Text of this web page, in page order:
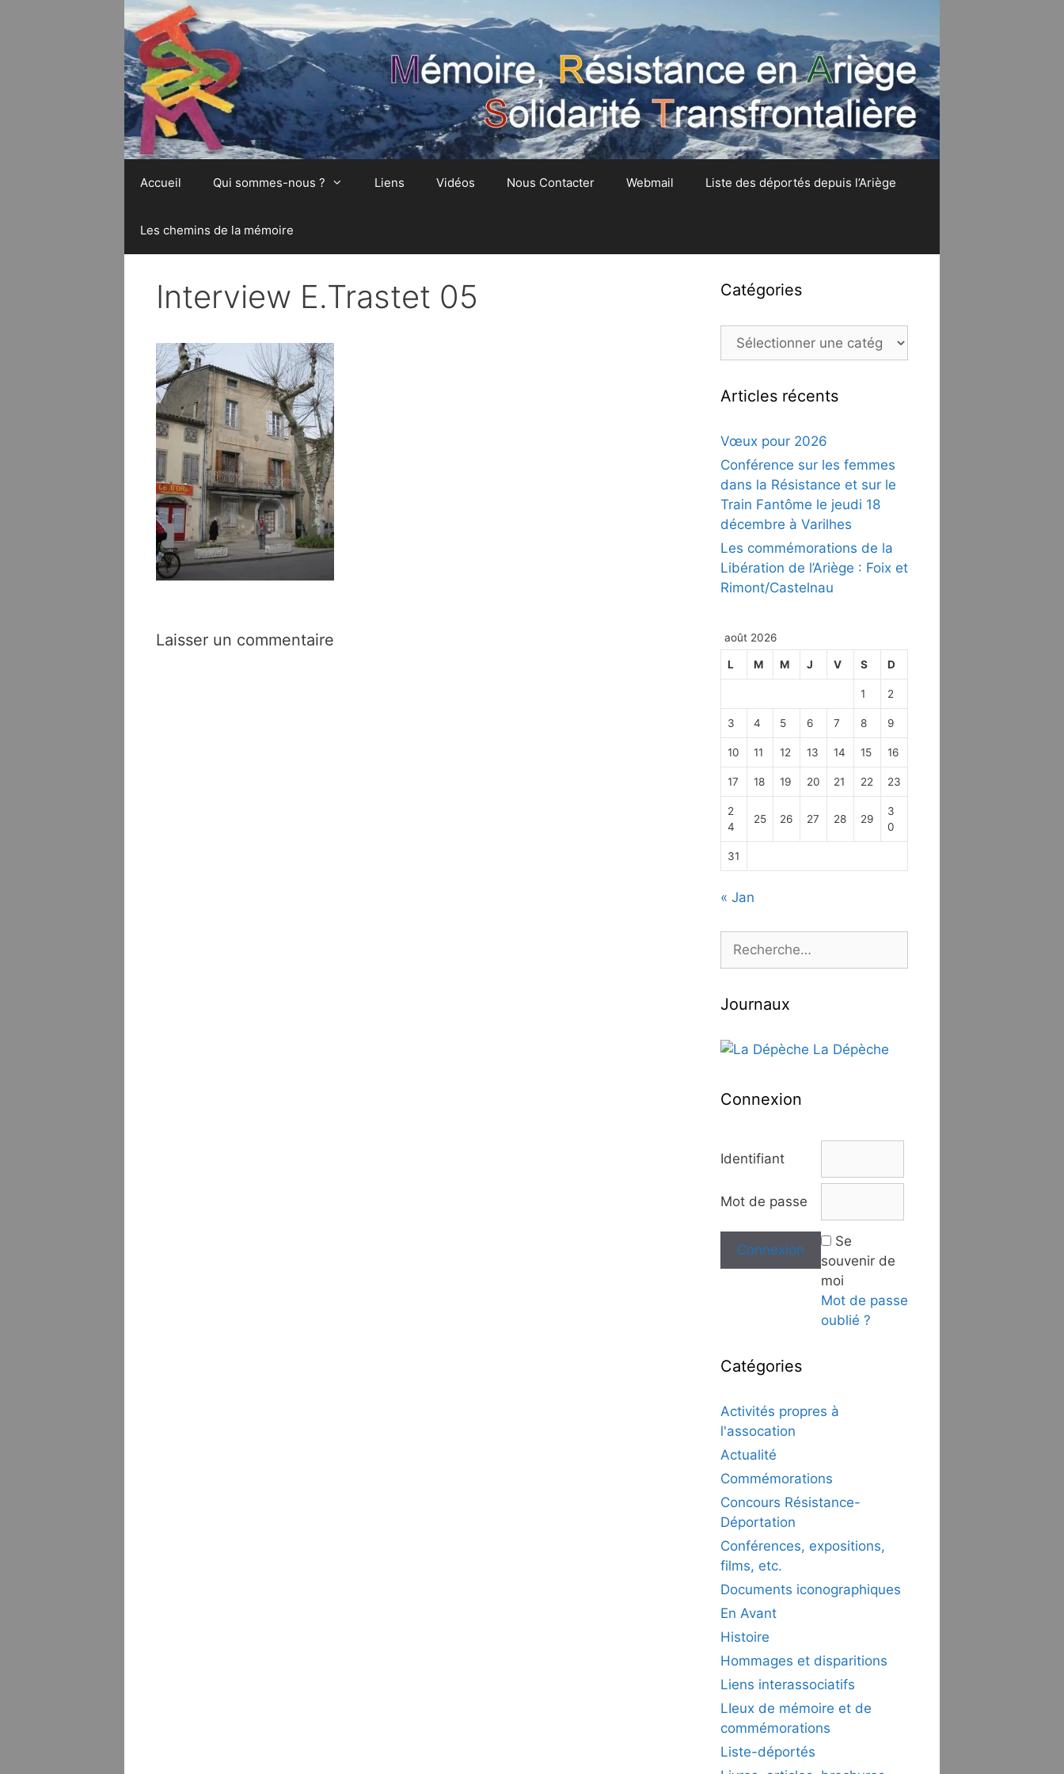
Accueil Qui sommes-nous ? Liens Vidéos Nous Contacter Webmail Liste des déportés depuis l’Ariège
Les chemins de la mémoire
Interview E.Trastet 05
Laisser un commentaire
Catégories
Catégories
Articles récents
Vœux pour 2026
Conférence sur les femmes
dans la Résistance et sur le
Train Fantôme le jeudi 18
décembre à Varilhes
Les commémorations de la
Libération de l’Ariège : Foix et
Rimont/Castelnau
août 2026
L M M J V S D
1 2
3 4 5 6 7 8 9
10 11 12 13 14 15 16
17 18 19 20 21 22 23
2
4
25 26 27 28 29
3
0
31
« Jan
Journaux
La Dépèche
Connexion
Identifiant
Mot de passe
Se
souvenir de
moi
Mot de passe
oublié ?
Catégories
Activités propres à
l'assocation
Actualité
Commémorations
Concours Résistance-
Déportation
Conférences, expositions,
films, etc.
Documents iconographiques
En Avant
Histoire
Hommages et disparitions
Liens interassociatifs
LIeux de mémoire et de
commémorations
Liste-déportés